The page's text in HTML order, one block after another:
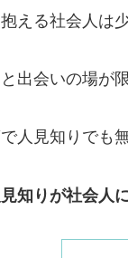
る社会人は少
出会いの場が
人見知りでも
見知りが社会人